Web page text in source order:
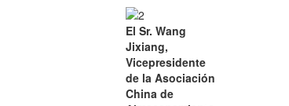
El Sr. Wang
Jixiang,
Vicepresidente
de la Asociación
China de